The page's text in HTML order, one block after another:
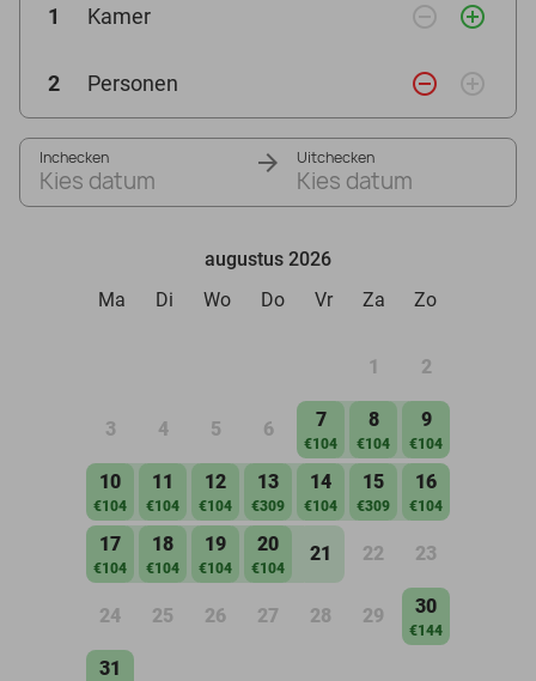
1 Kamer remove_circle_outline add_circle_outline
2 Personen remove_circle_outline add_circle_outline
Inchecken
Kies datum
Uitchecken
Kies datum
augustus 2026
Ma
Di Wo Do Vr Za Zo
1 2
3 4 5 6 7
€104
8
€104
9
€104
10
€104
11
€104
12
€104
13
€309
14
€104
15
€309
16
€104
17
€104
18
€104
19
€104
20
€104
21 22 23
24 25 26 27 28 29 30
€144
31